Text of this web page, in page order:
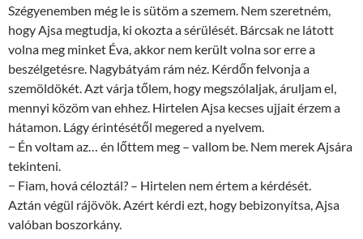
Szégyenemben még le is sütöm a szemem. Nem szeretném,
hogy Ajsa megtudja, ki okozta a sérülését. Bárcsak ne látott
volna meg minket Éva, akkor nem került volna sor erre a
beszélgetésre. Nagybátyám rám néz. Kérdőn felvonja a
szemöldökét. Azt várja tőlem, hogy megszólaljak, áruljam el,
mennyi közöm van ehhez. Hirtelen Ajsa kecses ujjait érzem a
hátamon. Lágy érintésétől megered a nyelvem.
− Én voltam az… én lőttem meg – vallom be. Nem merek Ajsára
tekinteni.
− Fiam, hová céloztál? – Hirtelen nem értem a kérdését.
Aztán végül rájövök. Azért kérdi ezt, hogy bebizonyítsa, Ajsa
valóban boszorkány.